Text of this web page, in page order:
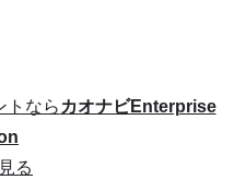
トならカオナビEnterprise
る